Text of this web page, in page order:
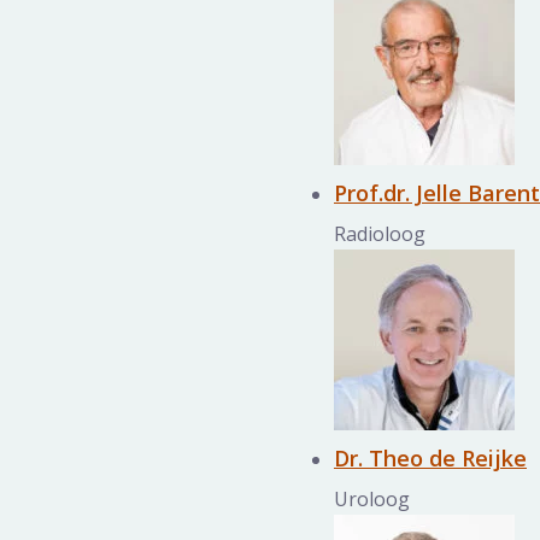
Prof.dr. Jelle
Radioloog
Dr. Theo de Reijke
Uroloog